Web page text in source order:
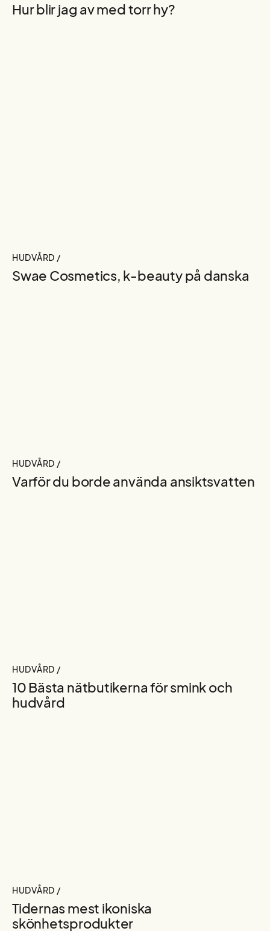
Hur blir jag av med torr hy?
HUDVÅRD /
Swae Cosmetics, k-beauty på danska
HUDVÅRD /
Varför du borde använda ansiktsvatten
HUDVÅRD /
10 Bästa nätbutikerna för smink och
hudvård
HUDVÅRD /
Tidernas mest ikoniska
skönhetsprodukter